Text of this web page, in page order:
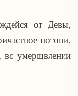
от Девы,
потопи,
во умерщвлении